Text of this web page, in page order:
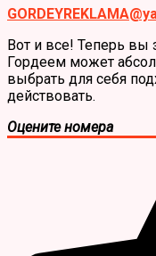
Вот и все! Теперь вы
Гордеем может
выбрать для себя
действовать.
Оцените номера